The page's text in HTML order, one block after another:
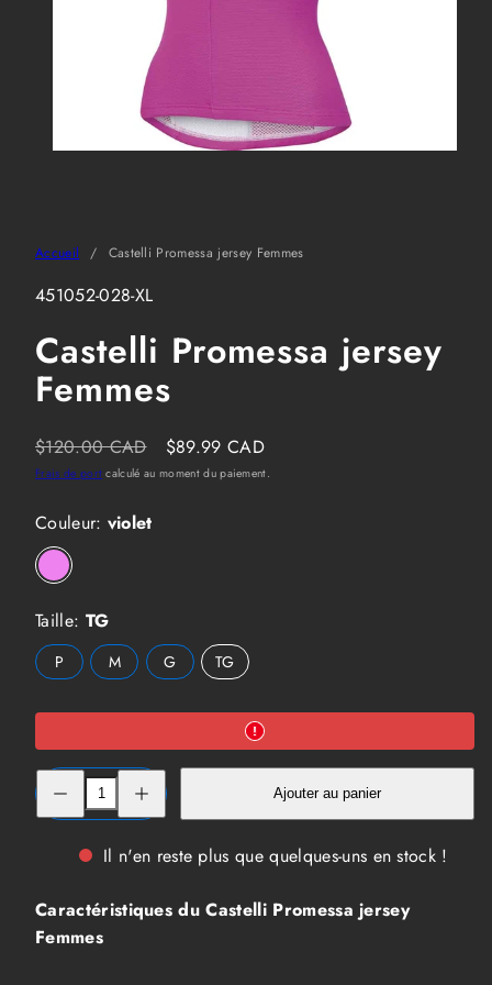
Accueil Castelli Promessa jersey Femmes
SKU:
451052-028-XL
Castelli Promessa jersey
Femmes
Prix
habituel
$120.00 CAD
Prix
soldé
$89.99 CAD
Frais de port calculé au moment du paiement.
Couleur: violet
violet
Taille: TG
P Option
non
MOption
non
GOption
non
TG
Réduire
la
quantité
Castelli
Promessa
la
quantité
Castelli
Promessa
Ajouter au panier
Il n'en reste plus que quelques-uns en stock !
Caractéristiques du Castelli Promessa jersey
Femmes